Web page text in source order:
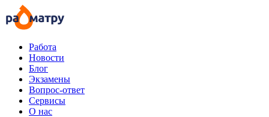
Работа
Новости
Блог
Экзамены
Вопрос-ответ
Сервисы
О нас